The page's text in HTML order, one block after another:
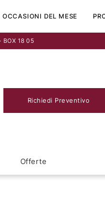
OCCASIONI DEL MESE
BOX 18 05
Richiedi Preventivo
Offerte